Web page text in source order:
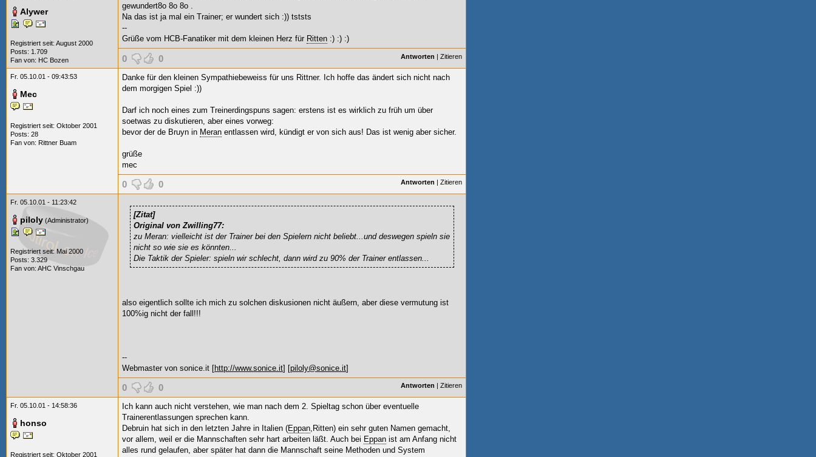
Alywer
Registriert seit: August 2000
Posts: 1.709
Fan von: HC Bozen
gewundert8o 8o 8o .
Na das ist ja mal ein Trainer; er wundert sich :)) tststs
--
Grüße vom HCB-Fanatiker mit dem kleinen Herz für Ritten :) :) :)
0 0 Antworten | Zitieren
Fr. 05.10.01 - 09:43:53
Mec
Registriert seit: Oktober 2001
Posts: 28
Fan von: Rittner Buam
Danke für den kleinen Sympathiebeweiss für uns Rittner. Ich hoffe das ändert sich nicht nach
dem morgigen Spiel :))
Darf ich noch eines zum Treinerdingspuns sagen: erstens ist es wirklich zu früh um über
soetwas zu diskutieren, aber eines vorweg:
bevor der de Bruyn in Meran entlassen wird, kündigt er von sich aus! Das ist wenig aber sicher.
grüße
mec
0 0 Antworten | Zitieren
Fr. 05.10.01 - 11:23:42
piloly (Administrator)
Registriert seit: Mai 2000
Posts: 3.329
Fan von: AHC Vinschgau
[Zitat]
Original von Zwilling77:
zu Meran: vielleicht ist der Trainer bei den Spielern nicht beliebt...und deswegen spieln sie
nicht so wie sie es könnten...
Die Taktik der Spieler: spieln wir schlecht, dann wird zu 90% der Trainer entlassen...
also eigentlich sollte ich mich zu solchen diskusionen nicht äußern, aber diese vermutung ist
100%ig nicht der fall!!!
--
Webmaster von sonice.it [http://www.sonice.it] [piloly@sonice.it]
0 0 Antworten | Zitieren
Fr. 05.10.01 - 14:58:36
honso
Registriert seit: Oktober 2001
Ich kann auch nicht verstehen, wie man nach dem 2. Spieltag schon über eventuelle
Trainerentlassungen sprechen kann.
Debruin hat sich in den letzten Jahre in Italien (Eppan,Ritten) ein sehr guten Namen gemacht,
vor allem, weil er die Mannschaften sehr hart arbeiten läßt. Auch bei Eppan ist am Anfang nicht
alles rund gelaufen, aber später hat dann die Mannschaft seine Methoden und System